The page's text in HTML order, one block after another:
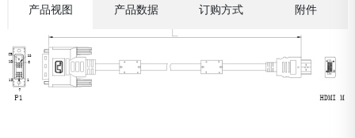
产品视图 产品数据 订购方式 附件